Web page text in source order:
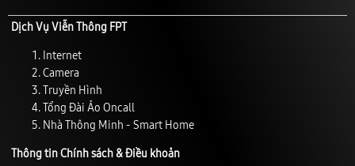
Dịch Vụ Viễn Thông FPT
Internet
Camera
Truyền Hình
Tổng Đài Ảo Oncall
Nhà Thông Minh - Smart Home
Thông tin Chính sách & Điều khoản